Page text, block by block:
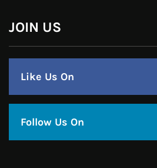
Linkedin